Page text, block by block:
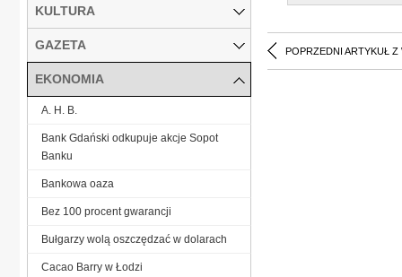
POPRZEDNI ARTYKUŁ Z
KULTURA
GAZETA
EKONOMIA
A. H. B.
Bank Gdański odkupuje akcje Sopot
Banku
Bankowa oaza
Bez 100 procent gwarancji
Bułgarzy wolą oszczędzać w dolarach
Cacao Barry w Łodzi